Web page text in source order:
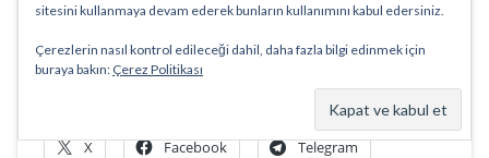
X Facebook Telegram
sitesini kullanmaya devam ederek bunların kullanımını kabul edersiniz.
Çerezlerin nasıl kontrol edileceği dahil, daha fazla bilgi edinmek için
buraya bakın: Çerez Politikası